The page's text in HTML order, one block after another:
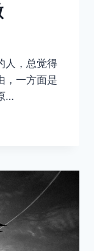
人，总觉得
，一方面是
…